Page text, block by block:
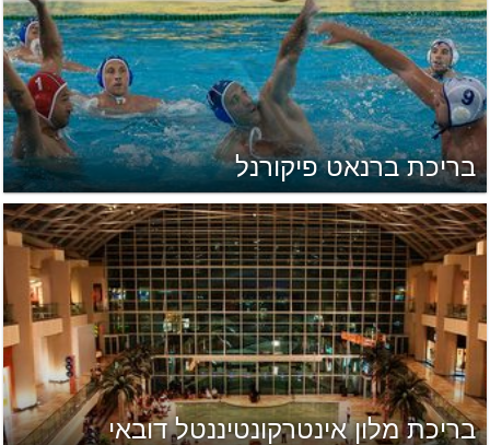
בריכת ברנאט פיקורנל
בריכת מלון אינטרקונטיננטל דובאי